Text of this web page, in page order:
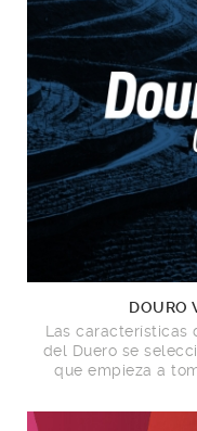
DOURO
Las características
del Duero se
que empieza a